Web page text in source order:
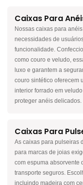
Caixas Para
Nossas caixas para
necessidades de
funcionalidade.
como couro e veludo,
luxo e garantem a
couro sintético oferecem
interior forrado em
proteger anéis delicados.
Caixas Para
As caixas para pulseiras
para marcas de joias
com espuma absorvente
transporte seguros.
incluindo madeira com